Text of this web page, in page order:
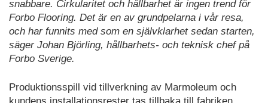
snabbare. Cirkularitet och hållbarhet är ingen trend för
Forbo Flooring. Det är en av grundpelarna i vår resa,
och har funnits med som en självklarhet sedan starten,
säger Johan Björling, hållbarhets- och teknisk chef på
Forbo Sverige.
Produktionsspill vid tillverkning av Marmoleum och